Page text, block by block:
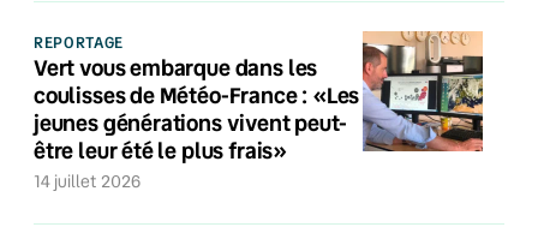
REPORTAGE
Vert vous embarque dans les
coulisses de Météo-France : «Les
jeunes générations vivent peut-
être leur été le plus frais»
14 juillet 2026